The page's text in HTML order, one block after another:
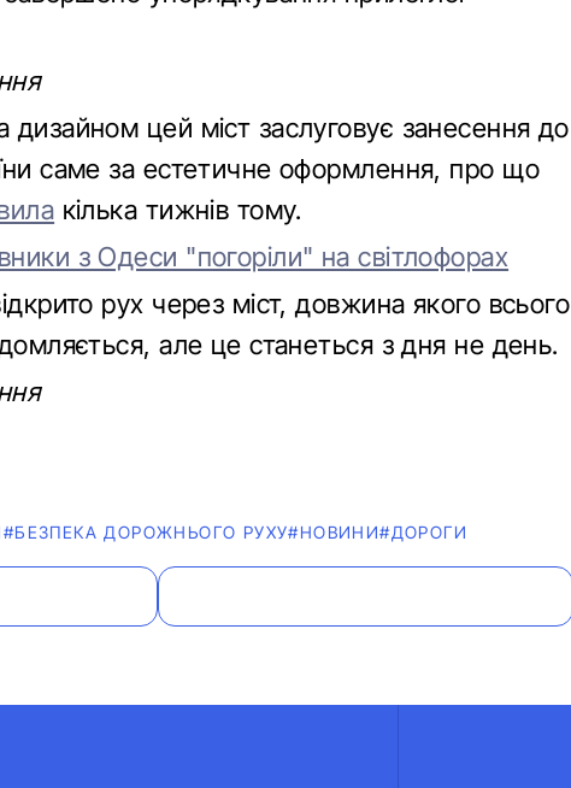
цей міст заслуговує занесення до
саме за естетичне оформлення, про що
кілька тижнів тому.
з Одеси "погоріли" на світлофорах
рух через міст, довжина якого всього
але це станеться з дня не день.
#БЕЗПЕКА ДОРОЖНЬОГО РУХУ#НОВИНИ#ДОРОГИ